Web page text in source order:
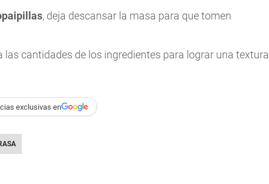
, deja descansar la masa para que tomen
las cantidades de los ingredientes para lograr una textura
exclusivas en